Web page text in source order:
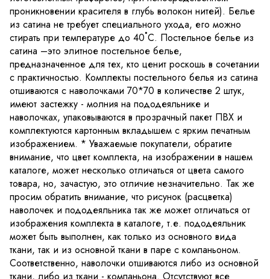
проникновении красителя в глубь волокон нитей). Белье
из сатина не требует специального ухода, его можно
стирать при температуре до 40˚С. Постельное белье из
сатина –это элитное постельное белье,
предназначенное для тех, кто ценит роскошь в сочетании
с практичностью. Комплекты постельного белья из сатина
отшиваются с наволочками 70*70 в количестве 2 штук,
имеют застежку - молния на пододеяльнике и
наволочках, упаковываются в прозрачный пакет ПВХ и
комплектуются картонным вкладышем с ярким печатным
изображением. * Уважаемые покупатели, обратите
внимание, что цвет комплекта, на изображении в нашем
каталоге, может несколько отличаться от цвета самого
товара, но, зачастую, это отличие незначительно. Так же
просим обратить внимание, что рисунок (расцветка)
наволочек и пододеяльника так же может отличаться от
изображения комплекта в каталоге, т.е. пододеяльник
может быть выполнен, как только из основного вида
ткани, так и из основной ткани в паре с компаньоном.
Соответственно, наволочки отшиваются либо из основной